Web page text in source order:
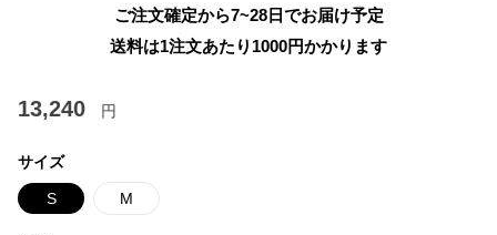
ご注文確定から7~28日でお届け予定
送料は1注文あたり 1000円かかります
13,240 円
サイズ
S M